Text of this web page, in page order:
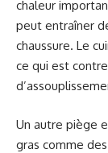
chaleur
peut entraîner
chaussure. Le
ce qui est
Un autre piège
gras comme